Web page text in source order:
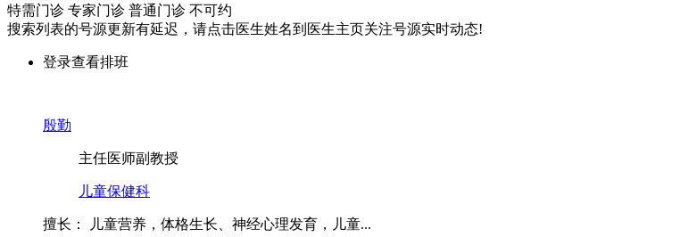
特需门诊 专家门诊 普通门诊 不可约
搜索列表的号源更新有延迟，请点击医生姓名到医生主页关注号源实时动态!
登录查看排班
殷勤
主任医师副教授
儿童保健科
擅长： 儿童营养，体格生长、神经心理发育，儿童...